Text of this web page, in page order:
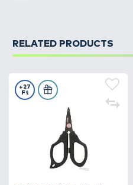
RELATED PRODUCTS
+27
Ft